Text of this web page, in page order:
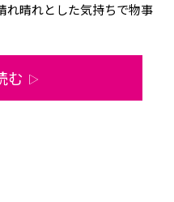
れ晴れとした気持ちで物事
む ▷